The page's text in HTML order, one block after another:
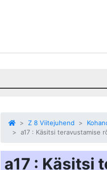
Z 8 Viitejuhend
a17 : Käsitsi teravustamise
a17 : Käsitsi